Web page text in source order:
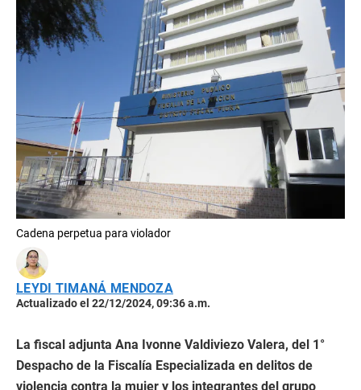
Cadena perpetua para violador
LEYDI TIMANÁ MENDOZA
Actualizado el 22/12/2024, 09:36 a.m.
La fiscal adjunta Ana Ivonne Valdiviezo Valera, del 1°
Despacho de la Fiscalía Especializada en delitos de
violencia contra la mujer y los integrantes del grupo